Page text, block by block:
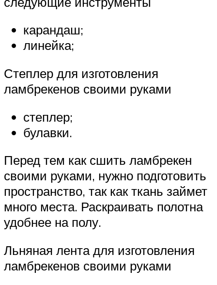
карандаш;
линейка;
Степлер для изготовления
ламбрекенов своими руками
степлер;
булавки.
Перед тем как сшить ламбрекен
своими руками, нужно подготовить
пространство, так как ткань займет
много места. Раскраивать полотна
удобнее на полу.
Льняная лента для изготовления
ламбрекенов своими руками